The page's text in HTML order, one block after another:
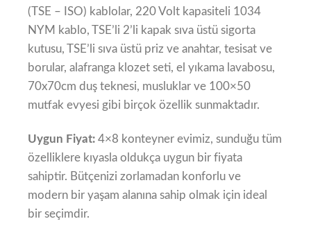
(TSE – ISO) kablolar, 220 Volt kapasiteli 1034
NYM kablo, TSE’li 2’li kapak sıva üstü sigorta
kutusu, TSE’li sıva üstü priz ve anahtar, tesisat ve
borular, alafranga klozet seti, el yıkama lavabosu,
70x70cm duş teknesi, musluklar ve 100×50
mutfak evyesi gibi birçok özellik sunmaktadır.
Uygun Fiyat:4×8 konteyner evimiz, sunduğu tüm
özelliklere kıyasla oldukça uygun bir fiyata
sahiptir. Bütçenizi zorlamadan konforlu ve
modern bir yaşam alanına sahip olmak için ideal
bir seçimdir.